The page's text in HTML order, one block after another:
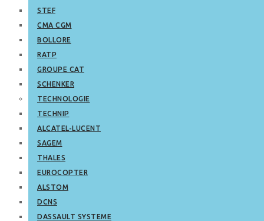
STEF
CMA CGM
BOLLORE
RATP
GROUPE CAT
SCHENKER
TECHNOLOGIE
TECHNIP
ALCATEL-LUCENT
SAGEM
THALES
EUROCOPTER
ALSTOM
DCNS
DASSAULT SYSTEME